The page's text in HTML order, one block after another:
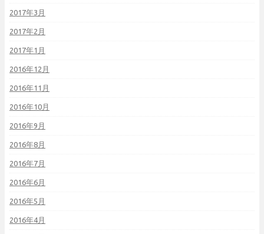
2017年3月
2017年2月
2017年1月
2016年12月
2016年11月
2016年10月
2016年9月
2016年8月
2016年7月
2016年6月
2016年5月
2016年4月